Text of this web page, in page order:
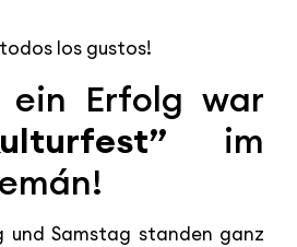
los gustos!
ein Erfolg war
im
und Samstag standen ganz